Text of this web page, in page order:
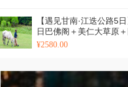
【遇见甘南·江迭公路5
日巴佛阁＋美仁大草原
女滩+花湖湿地＋若尔盖
¥2580.00